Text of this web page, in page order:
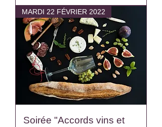
MARDI 22 FÉVRIER 2022
Soirée "Accords vins et